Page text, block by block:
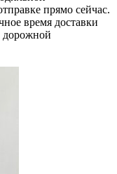
прямо сейчас.
время доставки
дорожной